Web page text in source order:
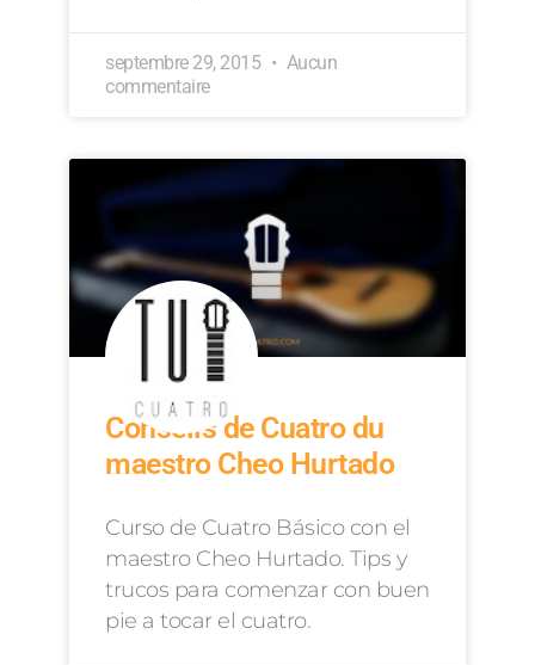
septembre 29, 2015
Aucun
commentaire
Conseils de Cuatro du
maestro Cheo Hurtado
Curso de Cuatro Básico con el
maestro Cheo Hurtado. Tips y
trucos para comenzar con buen
pie a tocar el cuatro.